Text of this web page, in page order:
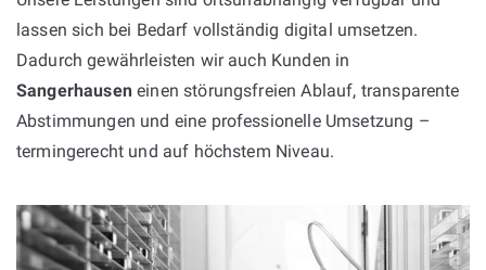
lassen sich bei Bedarf vollständig digital umsetzen.
Dadurch gewährleisten wir auch Kunden in
Sangerhauseneinen störungsfreien Ablauf, transparente
Abstimmungen und eine professionelle Umsetzung –
termingerecht und auf höchstem Niveau.